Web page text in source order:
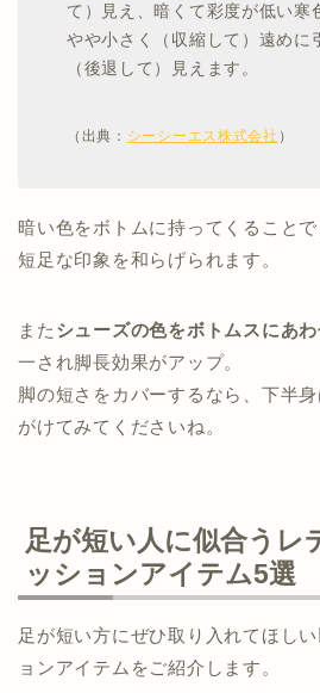
て）見え、暗くて彩度が低い寒
やや小さく（収縮して）遠めに
（後退して）見えます。
（出典： シーシーエス株式会社 ）
暗い色をボトムに持ってくることで
短足な印象を和らげられます。
また シューズの色をボトムスにあ
一され脚長効果がアップ。
脚の短さをカバーするなら、下半
がけてみてくださいね。
足が短い人に似合うレ
ッションアイテム5選
足が短い方にぜひ取り入れてほし
ョンアイテムをご紹介します。